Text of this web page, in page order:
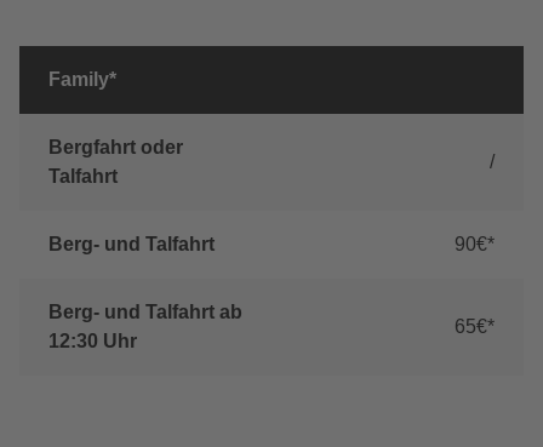
Family*
Bergfahrt oder
Talfahrt
/
Berg- und Talfahrt 90€*
Berg- und Talfahrt ab
12:30 Uhr
65€*